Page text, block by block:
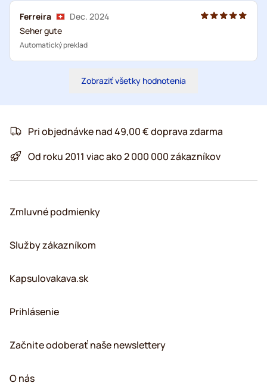
Ferreira
Dec. 2024
Seher gute
Automatický preklad
Zobraziť všetky hodnotenia
Pri objednávke nad 49,00 € doprava zdarma
Od roku 2011 viac ako 2 000 000 zákazníkov
Zmluvné podmienky
Služby zákazníkom
Kapsulovakava.sk
Prihlásenie
Začnite odoberať naše newslettery
O nás